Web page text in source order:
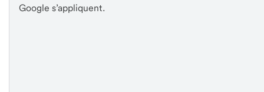
Google s’appliquent.